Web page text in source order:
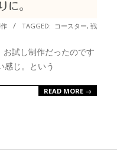
に。
TAGGED: コースター, 戦
試し制作だったのです
感じ。という
READ MORE →